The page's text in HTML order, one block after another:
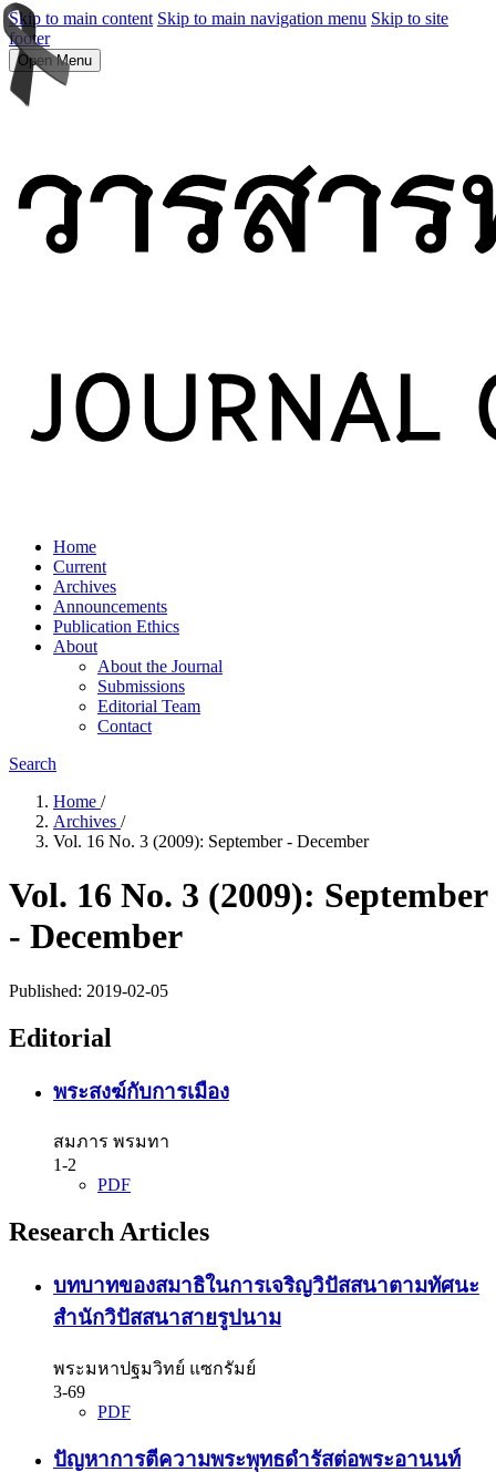
Skip to main content Skip to main navigation menu Skip to site
footer
Open Menu
Home
Current
Archives
Announcements
Publication Ethics
About
About the Journal
Submissions
Editorial Team
Contact
Search
Home /
Archives /
Vol. 16 No. 3 (2009): September - December
Vol. 16 No. 3 (2009): September
- December
Published: 2019-02-05
Editorial
พระสงฆ์กับการเมือง
สมภาร พรมทา
1-2
PDF
Research Articles
บทบาทของสมาธิในการเจริญวิปัสสนาตามทัศนะ
สำนักวิปัสสนาสายรูปนาม
พระมหาปฐมวิทย์ แซกรัมย์
3-69
PDF
ปัญหาการตีความพระพุทธดำรัสต่อพระอานนท์